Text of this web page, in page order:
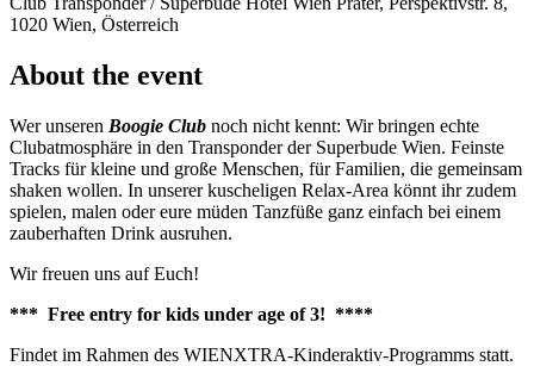
1020 Wien, Österreich
About the event
Wer unseren Boogie Club noch nicht kennt: Wir bringen echte
Clubatmosphäre in den Transponder der Superbude Wien. Feinste
Tracks für kleine und große Menschen, für Familien, die gemeinsam
shaken wollen. In unserer kuscheligen Relax-Area könnt ihr zudem
spielen, malen oder eure müden Tanzfüße ganz einfach bei einem
zauberhaften Drink ausruhen.
Wir freuen uns auf Euch!
*** Free entry for kids under age of 3! ****
Findet im Rahmen des WIENXTRA-Kinderaktiv-Programms statt.